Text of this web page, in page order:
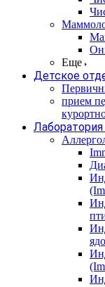
Еще
Детское
прием
Лаборатория